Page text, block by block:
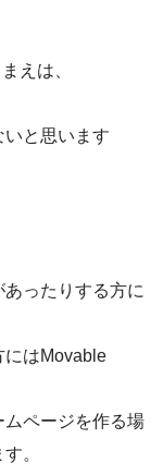
えは、
と思います
ったりする方に
にはMovable
ページを作る場
。